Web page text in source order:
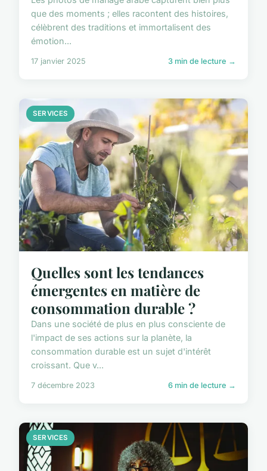
que des moments ; elles racontent des histoires,
célèbrent des traditions et immortalisent des
émotion...
17 janvier 2025 3 min de lecture →
SERVICES
Quelles sont les tendances
émergentes en matière de
consommation durable ?
Dans une société de plus en plus consciente de
l'impact de ses actions sur la planète, la
consommation durable est un sujet d'intérêt
croissant. Que v...
7 décembre 2023 6 min de lecture →
SERVICES